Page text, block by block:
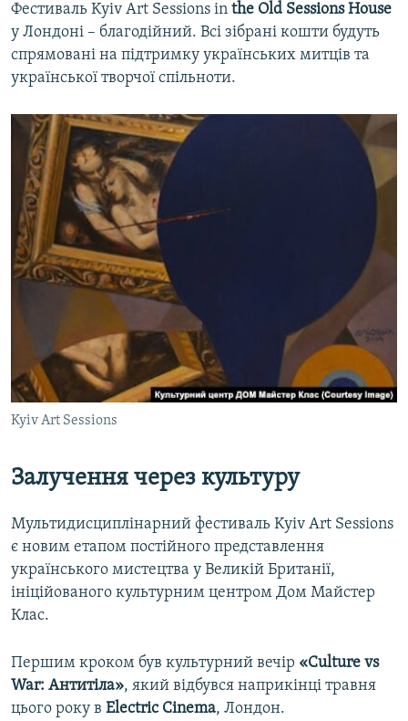
Фестиваль Kyiv Art Sessions in the Old Sessions House
у Лондоні – благодійний. Всі зібрані кошти будуть
спрямовані на підтримку українських митців та
української творчої спільноти.
Kyiv Art Sessions
Залучення через культуру
Мультидисциплінарний фестиваль Kyiv Art Sessions
є новим етапом постійного представлення
українського мистецтва у Великій Британії,
ініційованого культурним центром Дом Майстер
Клас.
Першим кроком був культурний вечір «Culture vs
War: Антитіла», який відбувся наприкінці травня
цього року в Electric Cinema, Лондон.